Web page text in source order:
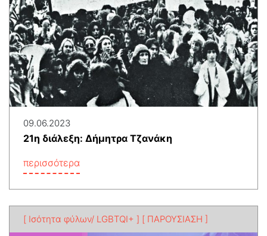
09.06.2023
21η διάλεξη: Δήμητρα Τζανάκη
περισσότερα
[ Ισότητα φύλων/ LGBTQI+ ] [ ΠΑΡΟΥΣΙΑΣΗ ]